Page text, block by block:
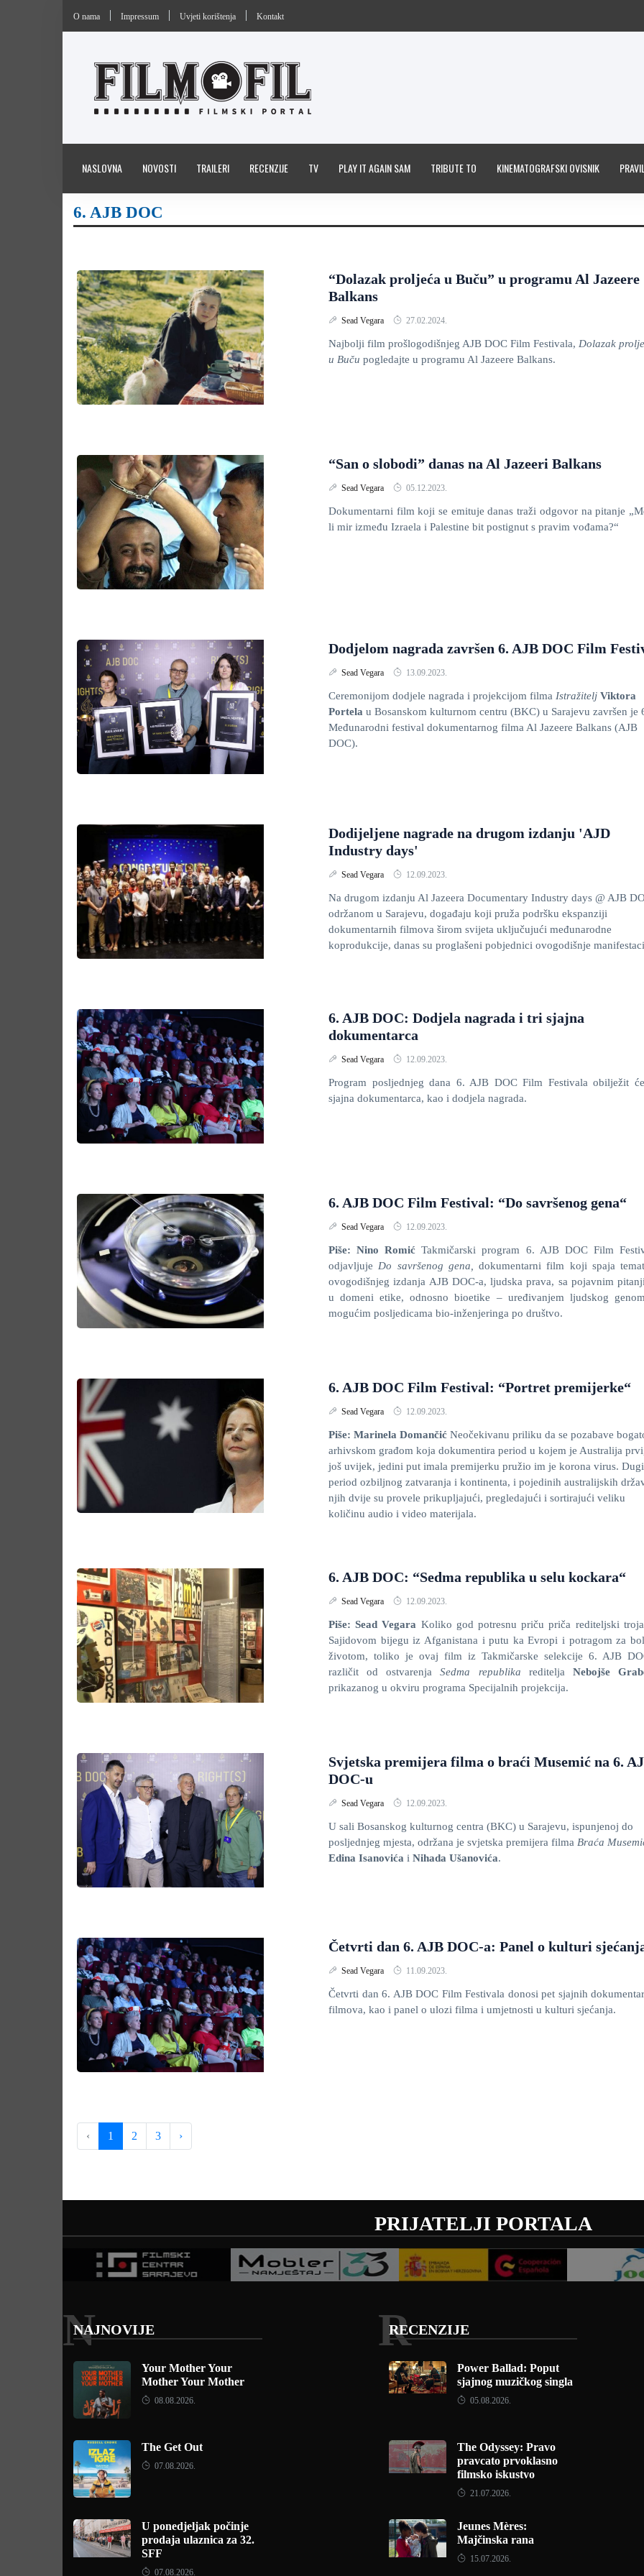
O nama Impressum Uvjeti korištenja Kontakt
NASLOVNA NOVOSTI TRAILERI RECENZIJE TV PLAY IT AGAIN SAM TRIBUTE TO KINEMATOGRAFSKI OVISNIK
6. AJB DOC
“Dolazak proljeća u Buču” u programu Al Jazeere
Balkans
Sead Vegara 27.02.2024.
Najbolji film prošlogodišnjeg AJB DOC Film Festivala, Dolazak
u Buču pogledajte u programu Al Jazeere Balkans.
“San o slobodi” danas na Al Jazeeri Balkans
Sead Vegara 05.12.2023.
Dokumentarni film koji se emituje danas traži odgovor na pitanje
li mir između Izraela i Palestine bit postignut s pravim vođama?“
Dodjelom nagrada završen 6. AJB DOC Film
Sead Vegara 13.09.2023.
Ceremonijom dodjele nagrada i projekcijom filma Istražitelj Viktora
Portela u Bosanskom kulturnom centru (BKC) u Sarajevu završen je
Međunarodni festival dokumentarnog filma Al Jazeere Balkans (AJB
DOC).
Dodijeljene nagrade na drugom izdanju 'AJD
Industry days'
Sead Vegara 12.09.2023.
Na drugom izdanju Al Jazeera Documentary Industry days @ AJB
održanom u Sarajevu, događaju koji pruža podršku ekspanziji
dokumentarnih filmova širom svijeta uključujući međunarodne
koprodukcije, danas su proglašeni pobjednici ovogodišnje
6. AJB DOC: Dodjela nagrada i tri sjajna
dokumentarca
Sead Vegara 12.09.2023.
Program posljednjeg dana 6. AJB DOC Film Festivala obilježit
sjajna dokumentarca, kao i dodjela nagrada.
6. AJB DOC Film Festival: “Do savršenog gena“
Sead Vegara 12.09.2023.
Piše: Nino RomićTakmičarski program 6. AJB DOC Film
odjavljuje Do savršenog gena, dokumentarni film koji spaja
ovogodišnjeg izdanja AJB DOC-a, ljudska prava, sa pojavnim
u domeni etike, odnosno bioetike – uređivanjem ljudskog
mogućim posljedicama bio-inženjeringa po društvo.
6. AJB DOC Film Festival: “Portret premijerke“
Sead Vegara 12.09.2023.
Piše: Marinela Domančić Neočekivanu priliku da se pozabave
arhivskom građom koja dokumentira period u kojem je Australija
još uvijek, jedini put imala premijerku pružio im je korona virus. Dugi
period ozbiljnog zatvaranja i kontinenta, i pojedinih australijskih
njih dvije su provele prikupljajući, pregledajući i sortirajući veliku
količinu audio i video materijala.
6. AJB DOC: “Sedma republika u selu kockara“
Sead Vegara 12.09.2023.
Piše: Sead Vegara Koliko god potresnu priču priča rediteljski
Sajidovom bijegu iz Afganistana i putu ka Evropi i potragom za
životom, toliko je ovaj film iz Takmičarske selekcije 6. AJB
različit od ostvarenjaSedma republika reditelja Nebojše
prikazanog u okviru programa Specijalnih projekcija.
Svjetska premijera filma o braći Musemić na 6.
DOC-u
Sead Vegara 12.09.2023.
U sali Bosanskog kulturnog centra (BKC) u Sarajevu, ispunjenoj do
posljednjeg mjesta, održana je svjetska premijera filma Braća
Edina Isanovića i Nihada Ušanovića.
Četvrti dan 6. AJB DOC-a: Panel o kulturi
Sead Vegara 11.09.2023.
Četvrti dan 6. AJB DOC Film Festivala donosi pet sjajnih
filmova, kao i panel o ulozi filma i umjetnosti u kulturi sjećanja.
‹ 1 2 3 ›
PRIJATELJI PORTALA
NAJNOVIJE
N
Your Mother Your
Mother Your Mother
08.08.2026.
The Get Out
07.08.2026.
U ponedjeljak počinje
prodaja ulaznica za 32.
SFF
07.08.2026.
RECENZIJE
R
Power Ballad: Poput
sjajnog muzičkog singla
05.08.2026.
The Odyssey: Pravo
pravcato prvoklasno
filmsko iskustvo
21.07.2026.
Jeunes Mères:
Majčinska rana
15.07.2026.